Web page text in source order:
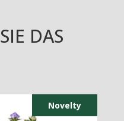
DAS
Novelty